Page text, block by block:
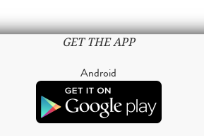
GET THE APP
Android